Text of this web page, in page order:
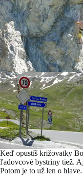
Keď opustíš križovatky
ľadovcové bystriny tiež.
Potom je to už len o